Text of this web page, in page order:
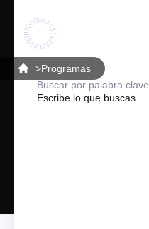
>Programas
Buscar por palabra clave